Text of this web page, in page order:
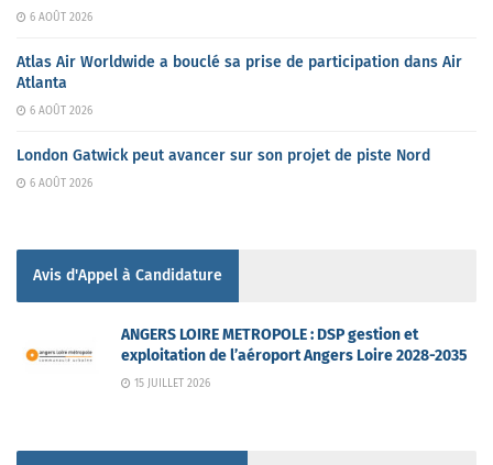
6 AOÛT 2026
Atlas Air Worldwide a bouclé sa prise de participation dans Air
Atlanta
6 AOÛT 2026
London Gatwick peut avancer sur son projet de piste Nord
6 AOÛT 2026
Avis d'Appel à Candidature
ANGERS LOIRE METROPOLE : DSP gestion et
exploitation de l’aéroport Angers Loire 2028-2035
15 JUILLET 2026